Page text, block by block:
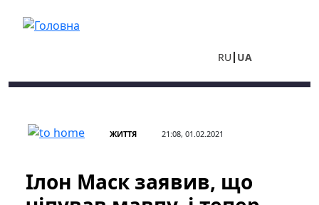
RU UA
ЖИТТЯ 21:08, 01.02.2021
Ілон Маск заявив, що